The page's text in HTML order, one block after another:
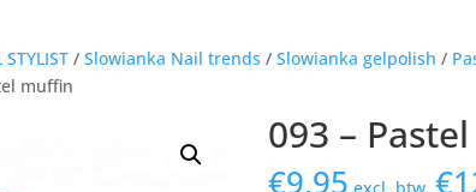
/Slowianka Nail trends /Slowianka gelpolish /
muffin
093 –
€9,95 excl. btw.€